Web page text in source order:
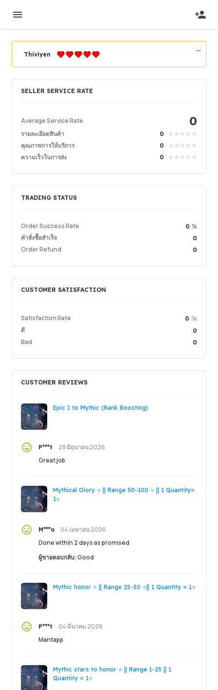
Thiviyen
สมัครสมาชิก
Location Malaysia
คำสั่งซื้อสำเร็จ 87.02%
ยอดขายโดยรวม 181
คุณภาพการให้บริการ 5.00
ความเร็วในการส่ง 5.00
Info Store Leave message
SELLER SERVICE RATE
0
Average Service Rate
รายละเอียดสินค้า
0
คุณภาพการให้บริการ 0
ความเร็วในการส่ง 0
TRADING STATUS
0 %
Order Success Rate
0
คำสั่งซื้อสำเร็จ
0
Order Refund
CUSTOMER SATISFACTION
0 %
Satisfaction Rate
0
ดี
0
Bad
CUSTOMER REVIEWS
Epic I to Mythic (Rank Boosting)
P***t
28 มิถุนายน 2026
Great job
Mythical Glory ⭐ || Range 50-100 ⭐ || 1 Quantity=
1⭐
M***o
04 เมษายน 2026
Done within 2 days as promised
ผู้ขายตอบกลับ:Good
Mythic honor ⭐ || Range 25-50 ⭐|| 1 Quantity = 1⭐
P***t
04 มีนาคม 2026
Mantapp
Mythic stars to honor ⭐ || Range 1-25 || 1
Quantity = 1⭐